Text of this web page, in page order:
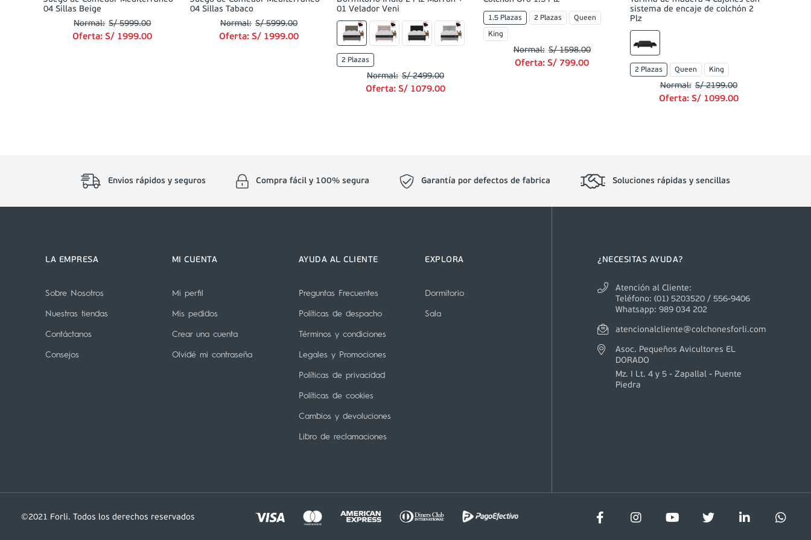
04 Sillas Beige
S/ 5999.00
Oferta:S/ 1999.00
04 Sillas Tabaco
S/ 5999.00
Oferta:S/ 1999.00
01 Velador Veni
2 Plazas
S/ 2499.00
Oferta: S/ 1079.00
1.5 Plazas 2 Plazas Queen
King
S/ 1598.00
Oferta:S/ 799.00
sistema de encaje de colchón 2
Plz
2 Plazas Queen King
S/ 2199.00
Oferta: S/ 1099.00
Envios rápidos y seguros Compra fácil y 100% segura Garantía por defectos de fabrica Soluciones rápidas y sencillas
LA EMPRESA
Sobre Nosotros
Nuestras tiendas
Contáctanos
Consejos
MI CUENTA
Mi perfil
Mis pedidos
Crear una cuenta
Olvidé mi contraseña
AYUDA AL CLIENTE
Preguntas Frecuentes
Políticas de despacho
Términos y condiciones
Legales y Promociones
Políticas de privacidad
Políticas de cookies
Cambios y devoluciones
Libro de reclamaciones
EXPLORA
Dormitorio
Sala
¿NECESITAS AYUDA?
Atención al Cliente:
Teléfono: (01) 5203520 / 556-9406
Whatsapp: 989 034 202
atencionalcliente@colchonesforli.com
Asoc. Pequeños Avicultores EL
DORADO
Mz. I Lt. 4 y 5 - Zapallal - Puente
Piedra
©2021 Forli. Todos los derechos reservados